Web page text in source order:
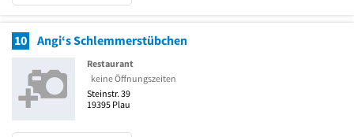
10 Angi‘s Schlemmerstübchen
Restaurant
keine Öffnungszeiten
Steinstr. 39
19395 Plau